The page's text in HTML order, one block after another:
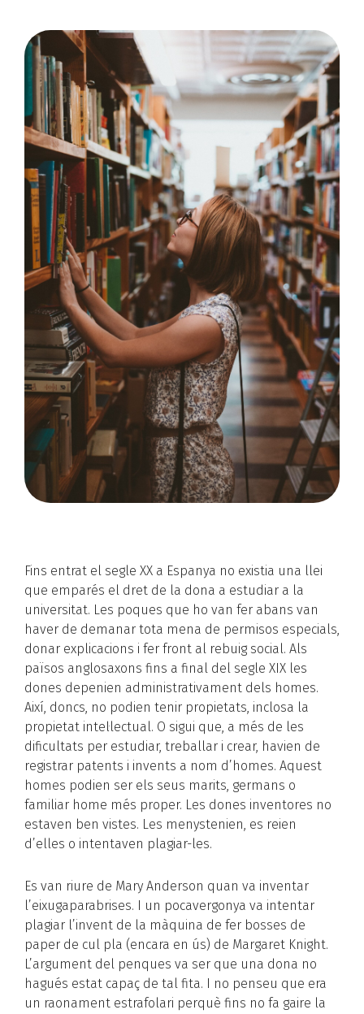
Fins entrat el segle XX a Espanya no existia una llei
que emparés el dret de la dona a estudiar a la
universitat. Les poques que ho van fer abans van
haver de demanar tota mena de permisos especials,
donar explicacions i fer front al rebuig social. Als
països anglosaxons fins a final del segle XIX les
dones depenien administrativament dels homes.
Així, doncs, no podien tenir propietats, inclosa la
propietat intel·lectual. O sigui que, a més de les
dificultats per estudiar, treballar i crear, havien de
registrar patents i invents a nom d’homes. Aquest
homes podien ser els seus marits, germans o
familiar home més proper. Les dones inventores no
estaven ben vistes. Les menystenien, es reien
d’elles o intentaven plagiar-les.
Es van riure de Mary Anderson quan va inventar
l’eixugaparabrises. I un pocavergonya va intentar
plagiar l’invent de la màquina de fer bosses de
paper de cul pla (encara en ús) de Margaret Knight.
L’argument del penques va ser que una dona no
hagués estat capaç de tal fita. I no penseu que era
un raonament estrafolari perquè fins no fa gaire la